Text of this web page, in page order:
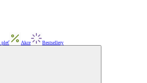
pleť Akce Bestsellery